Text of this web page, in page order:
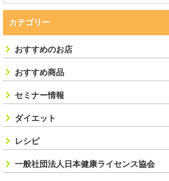
カテゴリー
おすすめのお店
おすすめ商品
セミナー情報
ダイエット
レシピ
一般社団法人日本健康ライセンス協会